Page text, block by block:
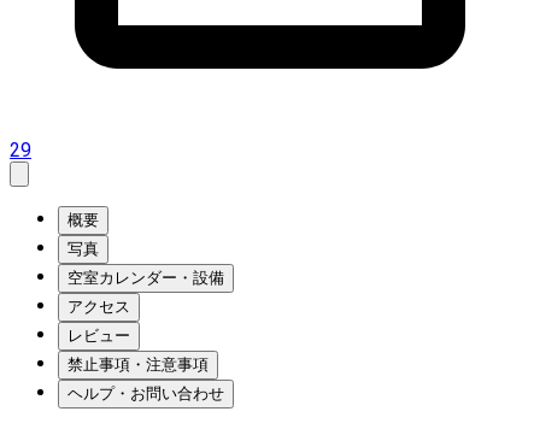
29
概要
写真
空室カレンダー・設備
アクセス
レビュー
禁止事項・注意事項
ヘルプ・お問い合わせ